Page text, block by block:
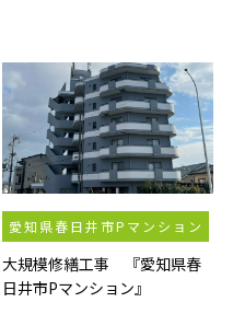
愛知県春日井市Pマンション
大規模修繕工事 『愛知県春
日井市Pマンション』